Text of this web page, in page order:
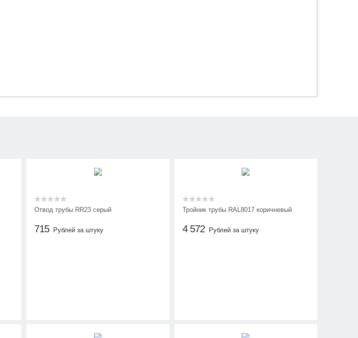
Отвод трубы RR23 серый
715 Рублей за штуку
Тройник трубы RAL8017 коричневый
4 572 Рублей за штуку